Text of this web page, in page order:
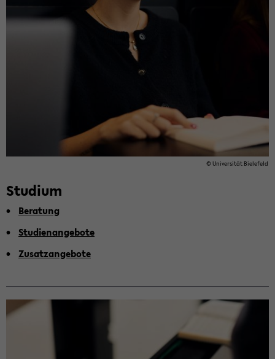
© Uni­ver­si­tät Bie­le­feld
Stu­di­um
Be­ra­tung
Stu­di­en­an­ge­bo­te
Zu­satz­an­ge­bo­te